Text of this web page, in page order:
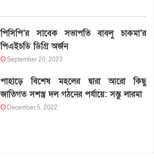
পিসিপি’র সাবেক সভাপতি বাবলু চাকমা’র
পিএইচডি ডিগ্রি অর্জন
September 20, 2023
পাহাড়ে বিশেষ মহলের দ্বারা আরো কিছু
জাতিগত সশস্ত্র দল গঠনের পর্যায়ে: সন্তু লারমা
December 5, 2022